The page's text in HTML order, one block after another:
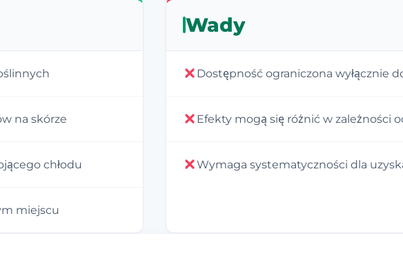
na skórze
chłodu
miejscu
Wady
Dostępność ograniczona wyłącznie
Efekty mogą się różnić w zależności
Wymaga systematyczności dla